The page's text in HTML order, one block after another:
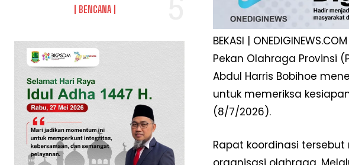
BENCANA
BEKASI |
Pekan Olahraga Provinsi
Abdul Harris Bobihoe
untuk memeriksa
(8/7/2026).
Rapat koordinasi